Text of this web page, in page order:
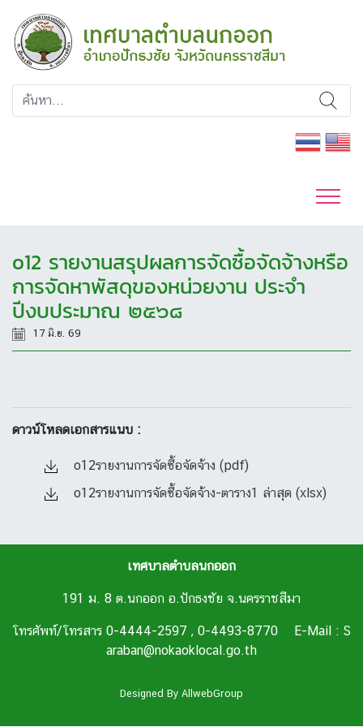
o12 รายงานสรุปผลการจัดซื้อจัดจ้างหรือ
การจัดหาพัสดุของหน่วยงาน ประจำ
ปีงบประมาณ ๒๕๖๘
17 มิ.ย. 69
ดาวน์โหลดเอกสารแนบ :
o12รายงานการจัดซื้อจัดจ้าง (pdf)
o12รายงานการจัดซื้อจัดจ้าง-ตาราง1 ล่าสุด (xlsx)
เทศบาลตำบลนกออก
191 ม. 8 ต.นกออก อ.ปักธงชัย จ.นครราชสีมา
โทรศัพท์/โทรสาร 0-4444-2597 , 0-4493-8770 E-Mail : S
araban@nokaoklocal.go.th
Designed By AllwebGroup